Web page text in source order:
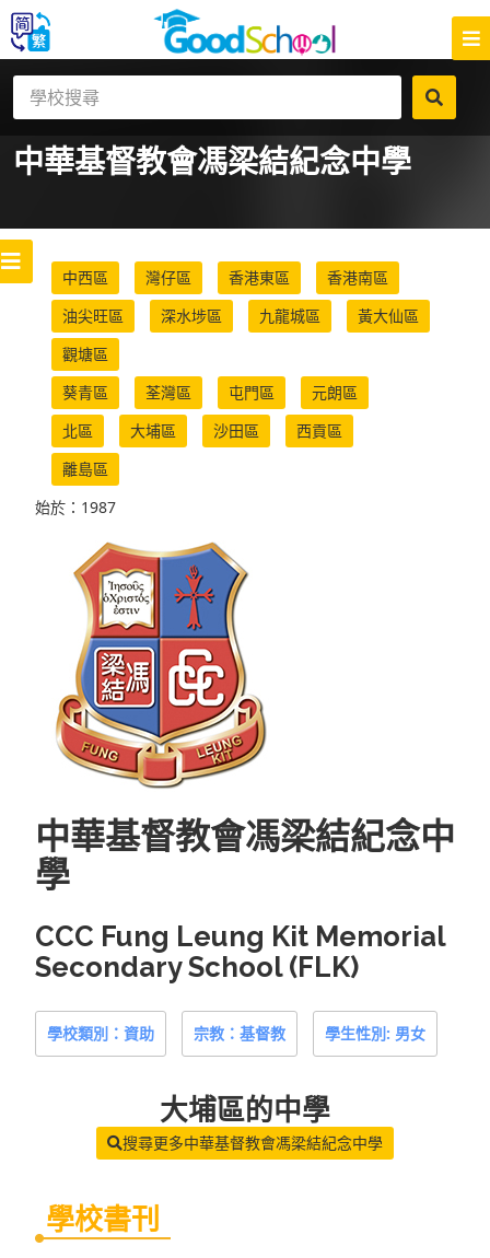
中華基督教會馮梁結紀念中學
中西區 灣仔區 香港東區
香港南區
油尖旺區
深水埗區 九龍城區
黃大仙區
觀塘區
葵青區
荃灣區 屯門區
元朗區
北區
大埔區 沙田區
西貢區
離島區
始於：1987
中華基督教會馮梁結紀念中
學
CCC Fung Leung Kit Memorial
Secondary School (FLK)
學校類別：資助 宗教：基督教 學生性別: 男女
大埔區的中學
搜尋更多中華基督教會馮梁結紀念中學
學校書刊